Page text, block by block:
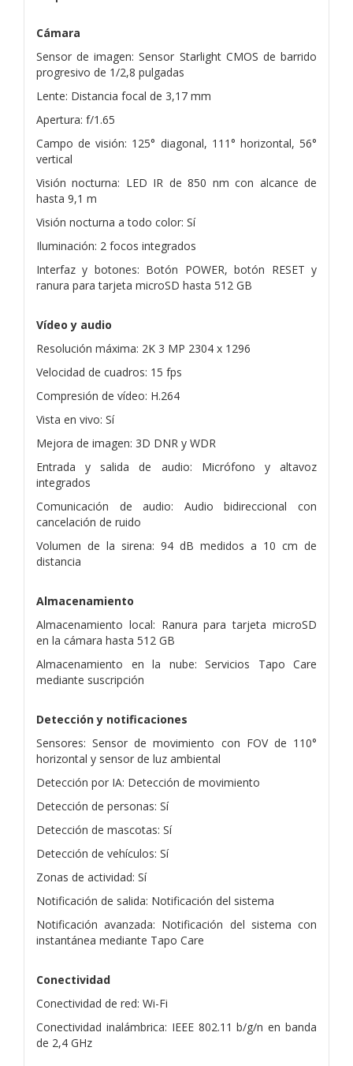
Cámara
Sensor de imagen: Sensor Starlight CMOS de barrido
progresivo de 1/2,8 pulgadas
Lente: Distancia focal de 3,17 mm
Apertura: f/1.65
Campo de visión: 125° diagonal, 111° horizontal, 56°
vertical
Visión nocturna: LED IR de 850 nm con alcance de
hasta 9,1 m
Visión nocturna a todo color: Sí
Iluminación: 2 focos integrados
Interfaz y botones: Botón POWER, botón RESET y
ranura para tarjeta microSD hasta 512 GB
Vídeo y audio
Resolución máxima: 2K 3 MP 2304 x 1296
Velocidad de cuadros: 15 fps
Compresión de vídeo: H.264
Vista en vivo: Sí
Mejora de imagen: 3D DNR y WDR
Entrada y salida de audio: Micrófono y altavoz
integrados
Comunicación de audio: Audio bidireccional con
cancelación de ruido
Volumen de la sirena: 94 dB medidos a 10 cm de
distancia
Almacenamiento
Almacenamiento local: Ranura para tarjeta microSD
en la cámara hasta 512 GB
Almacenamiento en la nube: Servicios Tapo Care
mediante suscripción
Detección y notificaciones
Sensores: Sensor de movimiento con FOV de 110°
horizontal y sensor de luz ambiental
Detección por IA: Detección de movimiento
Detección de personas: Sí
Detección de mascotas: Sí
Detección de vehículos: Sí
Zonas de actividad: Sí
Notificación de salida: Notificación del sistema
Notificación avanzada: Notificación del sistema con
instantánea mediante Tapo Care
Conectividad
Conectividad de red: Wi-Fi
Conectividad inalámbrica: IEEE 802.11 b/g/n en banda
de 2,4 GHz